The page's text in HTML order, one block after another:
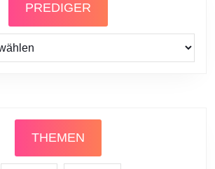
PREDIGER
THEMEN